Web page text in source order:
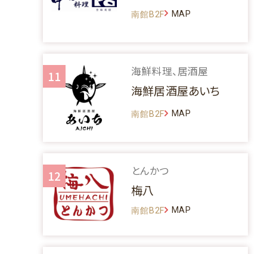
南館B2F MAP
11 海鮮料理、居酒屋
海鮮居酒屋あいち
南館B2F MAP
12 とんかつ
梅八
南館B2F MAP